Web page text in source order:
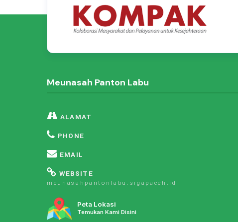
Meunasah Panton Labu
ALAMAT
PHONE
EMAIL
WEBSITE
meunasahpantonlabu.sigapaceh.id
Peta Lokasi
Temukan Kami Disini